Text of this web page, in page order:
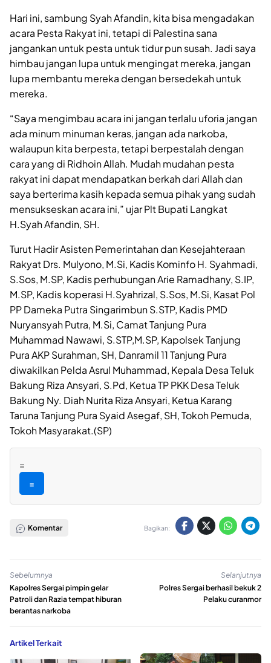
Hari ini, sambung Syah Afandin, kita bisa mengadakan
acara Pesta Rakyat ini, tetapi di Palestina sana
jangankan untuk pesta untuk tidur pun susah. Jadi saya
himbau jangan lupa untuk mengingat mereka, jangan
lupa membantu mereka dengan bersedekah untuk
mereka.
“Saya mengimbau acara ini jangan terlalu uforia jangan
ada minum minuman keras, jangan ada narkoba,
walaupun kita berpesta, tetapi berpestalah dengan
cara yang di Ridhoin Allah. Mudah mudahan pesta
rakyat ini dapat mendapatkan berkah dari Allah dan
saya berterima kasih kepada semua pihak yang sudah
mensukseskan acara ini,” ujar Plt Bupati Langkat
H.Syah Afandin, SH.
Turut Hadir Asisten Pemerintahan dan Kesejahteraan
Rakyat Drs. Mulyono, M.Si, Kadis Kominfo H. Syahmadi,
S.Sos, M.SP, Kadis perhubungan Arie Ramadhany, S.IP,
M.SP, Kadis koperasi H.Syahrizal, S.Sos, M.Si, Kasat Pol
PP Dameka Putra Singarimbun S.STP, Kadis PMD
Nuryansyah Putra, M.Si, Camat Tanjung Pura
Muhammad Nawawi, S.STP,M.SP, Kapolsek Tanjung
Pura AKP Surahman, SH, Danramil 11 Tanjung Pura
diwakilkan Pelda Asrul Muhammad, Kepala Desa Teluk
Bakung Riza Ansyari, S.Pd, Ketua TP PKK Desa Teluk
Bakung Ny. Diah Nurita Riza Ansyari, Ketua Karang
Taruna Tanjung Pura Syaid Asegaf, SH, Tokoh Pemuda,
Tokoh Masyarakat.(SP)
=
=
Komentar Bagikan:
Sebelumnya
Kapolres Sergai pimpin gelar
Patroli dan Razia tempat hiburan
berantas narkoba
Selanjutnya
Polres Sergai berhasil bekuk 2
Pelaku curanmor
Artikel Terkait